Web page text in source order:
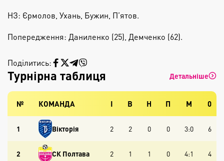
НЗ: Єрмолов, Ухань, Бужин, П’ятов.
Попередження: Даниленко (25), Демченко (62).
Поділитись:
Турнірна таблиця Детальніше
№ КОМАНДА І В Н П М 0
1 Вікторія 2 2 0 0 3:0 6
2 СК Полтава 2 1 1 0 4:1 4